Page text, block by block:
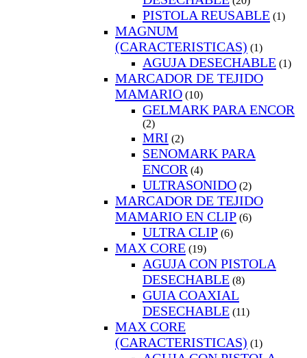
PISTOLA REUSABLE (1)
MAGNUM
(CARACTERISTICAS) (1)
AGUJA DESECHABLE (1)
MARCADOR DE TEJIDO
MAMARIO (10)
GELMARK PARA ENCOR
(2)
MRI (2)
SENOMARK PARA
ENCOR (4)
ULTRASONIDO (2)
MARCADOR DE TEJIDO
MAMARIO EN CLIP (6)
ULTRA CLIP (6)
MAX CORE (19)
AGUJA CON PISTOLA
DESECHABLE (8)
GUIA COAXIAL
DESECHABLE (11)
MAX CORE
(CARACTERISTICAS) (1)